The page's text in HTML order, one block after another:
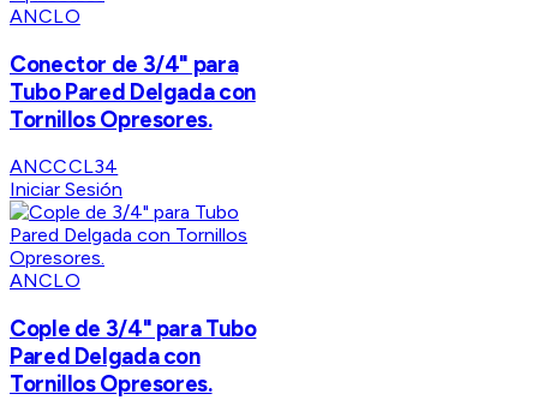
ANCLO
Conector de 3/4" para
Tubo Pared Delgada con
Tornillos Opresores.
ANCCCL34
Iniciar Sesión
ANCLO
Cople de 3/4" para Tubo
Pared Delgada con
Tornillos Opresores.